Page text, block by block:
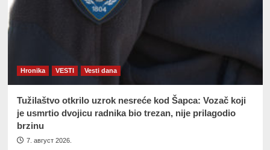
Hronika VESTI Vesti dana
Tužilaštvo otkrilo uzrok nesreće kod Šapca: Vozač koji
je usmrtio dvojicu radnika bio trezan, nije prilagodio
brzinu
7. август 2026.